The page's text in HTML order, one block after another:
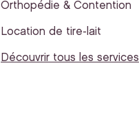
Orthopédie & Contention
Location de tire-lait
Découvrir tous les services